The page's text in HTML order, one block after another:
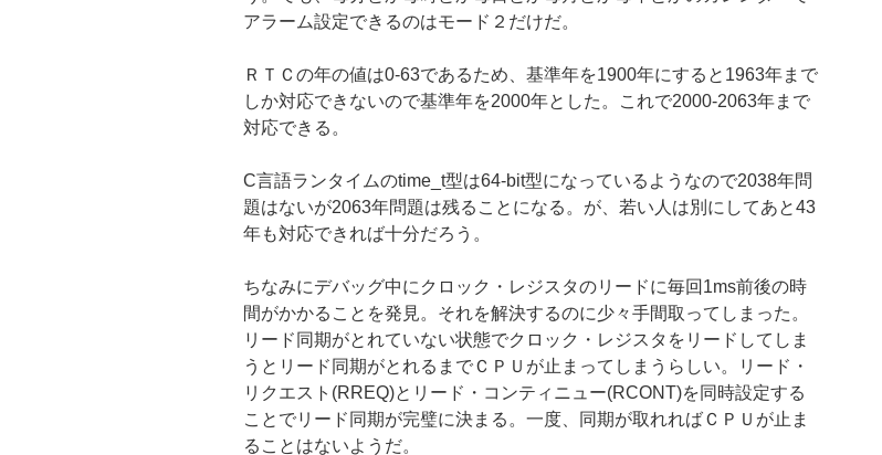
アラーム設定できるのはモード２だけだ。
ＲＴＣの年の値は0-63であるため、基準年を1900年にすると1963年まで
しか対応できないので基準年を2000年とした。これで2000-2063年まで
対応できる。
C言語ランタイムのtime_t型は64-bit型になっているようなので2038年問
題はないが2063年問題は残ることになる。が、若い人は別にしてあと43
年も対応できれば十分だろう。
ちなみにデバッグ中にクロック・レジスタのリードに毎回1ms前後の時
間がかかることを発見。それを解決するのに少々手間取ってしまった。
リード同期がとれていない状態でクロック・レジスタをリードしてしま
うとリード同期がとれるまでＣＰＵが止まってしまうらしい。リード・
リクエスト(RREQ)とリード・コンティニュー(RCONT)を同時設定する
ことでリード同期が完璧に決まる。一度、同期が取れればＣＰＵが止ま
ることはないようだ。